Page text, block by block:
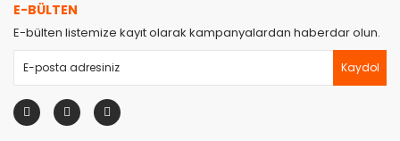
E-BÜLTEN
E-bülten listemize kayıt olarak kampanyalardan haberdar olun.
Kaydol